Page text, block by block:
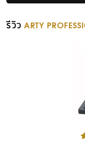
รีวิว ARTY